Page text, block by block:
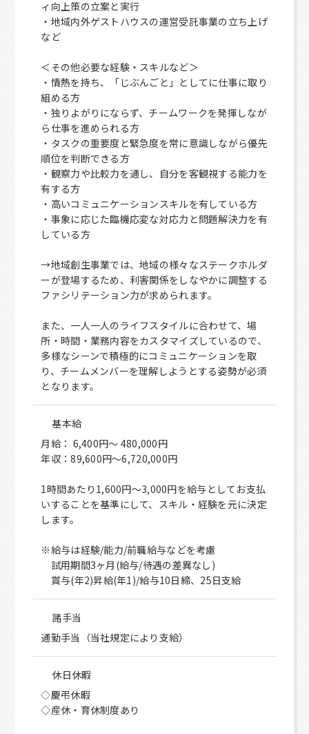
ィ向上策の立案と実行
・地域内外ゲストハウスの運営受託事業の立ち上げ
など
＜その他必要な経験・スキルなど＞
・情熱を持ち、「じぶんごと」としてに仕事に取り
組める方
・独りよがりにならず、チームワークを発揮しなが
ら仕事を進められる方
・タスクの重要度と緊急度を常に意識しながら優先
順位を判断できる方
・観察力や比較力を通し、自分を客観視する能力を
有する方
・高いコミュニケーションスキルを有している方
・事象に応じた臨機応変な対応力と問題解決力を有
している方
→地域創生事業では、地域の様々なステークホルダ
ーが登場するため、利害関係をしなやかに調整する
ファシリテーション力が求められます。
また、一人一人のライフスタイルに合わせて、場
所・時間・業務内容をカスタマイズしているので、
多様なシーンで積極的にコミュニケーションを取
り、チームメンバーを理解しようとする姿勢が必須
となります。
基本給
月給： 6,400円～ 480,000円
年収：89,600円～6,720,000円
1時間あたり1,600円～3,000円を給与としてお支払
いすることを基準にして、スキル・経験を元に決定
します。
※給与は経験/能力/前職給与などを考慮
試用期間3ヶ月(給与/待遇の差異なし)
賞与(年2)昇給(年1)/給与10日締、25日支給
諸手当
通勤手当（当社規定により支給）
休日休暇
◇慶弔休暇
◇産休・育休制度あり